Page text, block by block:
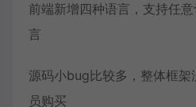
前端新增四种语言，支持任
言
源码小bug比较多，整体框架
员购买